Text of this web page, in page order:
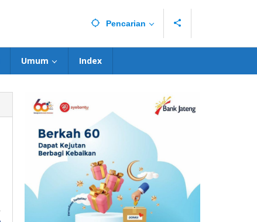
Pencarian
Umum Index